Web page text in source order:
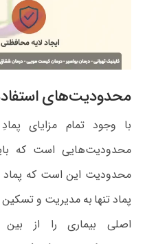
محدودیت‌های
با وجود تمام مزایای
محدودیت‌هایی است که
پماد تنها به مدیریت و
اصلی بیماری را از بین